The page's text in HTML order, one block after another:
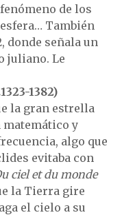
de los
También
donde señala un
juliano. Le
1382)
la gran estrella
matemático y
algo que
evitaba con
ciel et du monde
la Tierra gire
el cielo a su